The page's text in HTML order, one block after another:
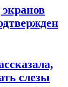
слезы